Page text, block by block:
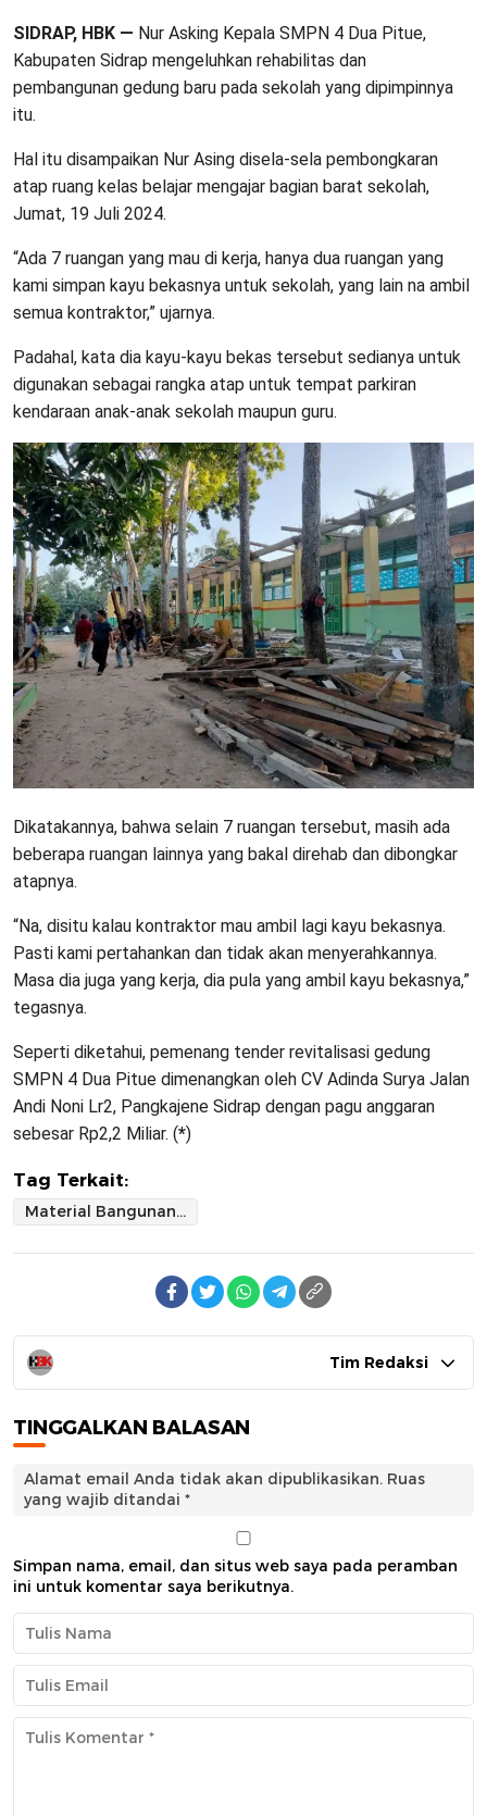
SIDRAP, HBK — Nur Asking Kepala SMPN 4 Dua Pitue,
Kabupaten Sidrap mengeluhkan rehabilitas dan
pembangunan gedung baru pada sekolah yang dipimpinnya
itu.
Hal itu disampaikan Nur Asing disela-sela pembongkaran
atap ruang kelas belajar mengajar bagian barat sekolah,
Jumat, 19 Juli 2024.
“Ada 7 ruangan yang mau di kerja, hanya dua ruangan yang
kami simpan kayu bekasnya untuk sekolah, yang lain na ambil
semua kontraktor,” ujarnya.
Padahal, kata dia kayu-kayu bekas tersebut sedianya untuk
digunakan sebagai rangka atap untuk tempat parkiran
kendaraan anak-anak sekolah maupun guru.
Dikatakannya, bahwa selain 7 ruangan tersebut, masih ada
beberapa ruangan lainnya yang bakal direhab dan dibongkar
atapnya.
“Na, disitu kalau kontraktor mau ambil lagi kayu bekasnya.
Pasti kami pertahankan dan tidak akan menyerahkannya.
Masa dia juga yang kerja, dia pula yang ambil kayu bekasnya,”
tegasnya.
Seperti diketahui, pemenang tender revitalisasi gedung
SMPN 4 Dua Pitue dimenangkan oleh CV Adinda Surya Jalan
Andi Noni Lr2, Pangkajene Sidrap dengan pagu anggaran
sebesar Rp2,2 Miliar. (*)
Tag Terkait:
Material Bangunan Kayu Bekas SMPN 4 Dua Pitue
Tim Redaksi
TINGGALKAN BALASAN
Alamat email Anda tidak akan dipublikasikan. Ruas
yang wajib ditandai *
Simpan nama, email, dan situs web saya pada peramban
ini untuk komentar saya berikutnya.